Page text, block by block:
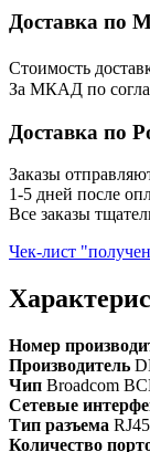
Доставка по
Стоимость
За МКАД по
Доставка по
Заказы
1-5 дней после
Все заказы
Чек-лист
Номер
Производитель
Чип Broadcom
Сетевые
Тип разъема RJ45
Количество